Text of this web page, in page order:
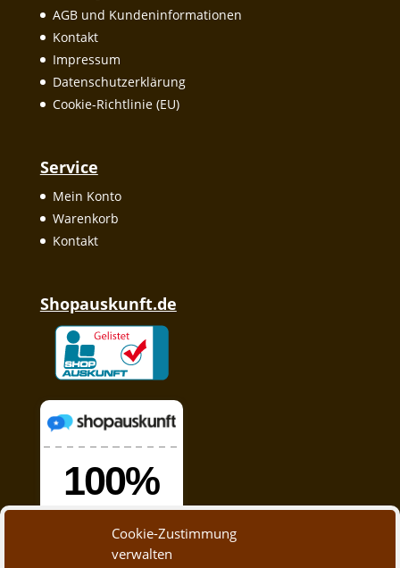
Cookie-Zustimmung
verwalten
AGB und Kundeninformationen
Kontakt
Impressum
Datenschutzerklärung
Cookie-Richtlinie (EU)
Service
Mein Konto
Warenkorb
Kontakt
Shopauskunft.de